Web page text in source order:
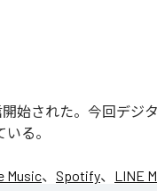
開始された。今回デジ
る。
Music、 Spotify、 LINE